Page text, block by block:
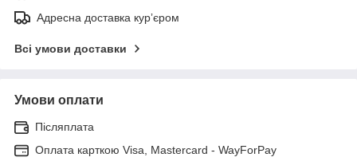
Адресна доставка курʼєром
Всі умови доставки
Умови оплати
Післяплата
Оплата карткою Visa, Mastercard - WayForPay